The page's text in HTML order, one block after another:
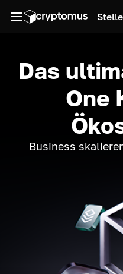
Stelle
Das
One
Business